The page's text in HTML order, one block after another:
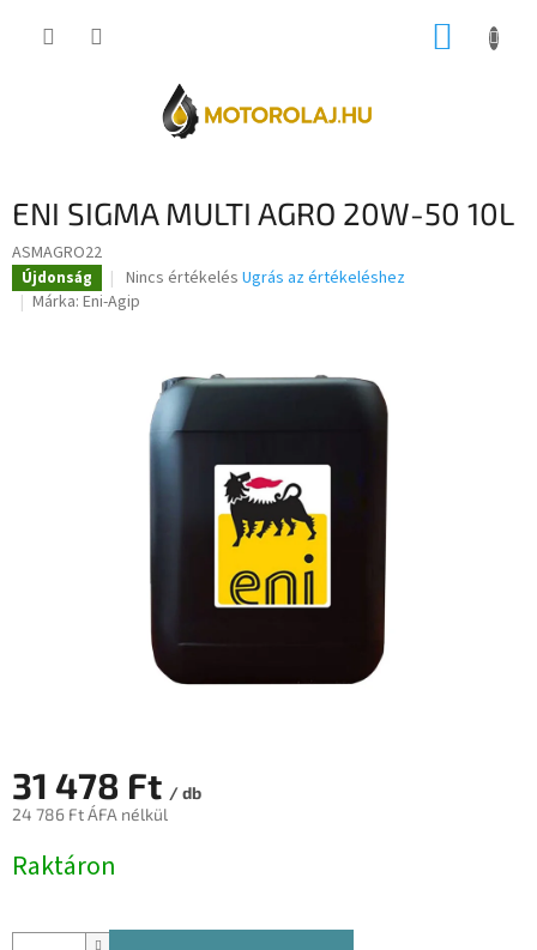
KOSÁR
ENI SIGMA MULTI AGRO 20W-50 10L
ASMAGRO22
Újdonság
A
termék
csillag.
Nincs értékelés Ugrás az értékeléshez
Márka: Eni-Agip
31 478 Ft / db
24 786 Ft ÁFA nélkül
Raktáron